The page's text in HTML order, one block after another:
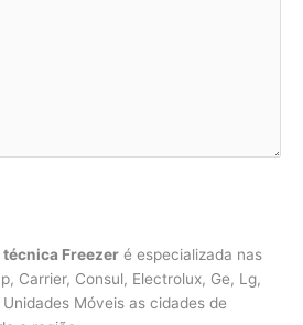
Freezer é especializada nas
Carrier, Consul, Electrolux, Ge, Lg,
Móveis as cidades de